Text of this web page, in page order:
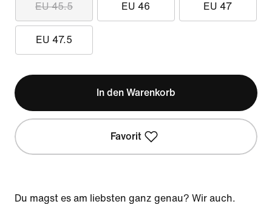
EU 45.5 EU 46 EU 47
EU 47.5
In den Warenkorb
Favorit
Du magst es am liebsten ganz genau? Wir auch.